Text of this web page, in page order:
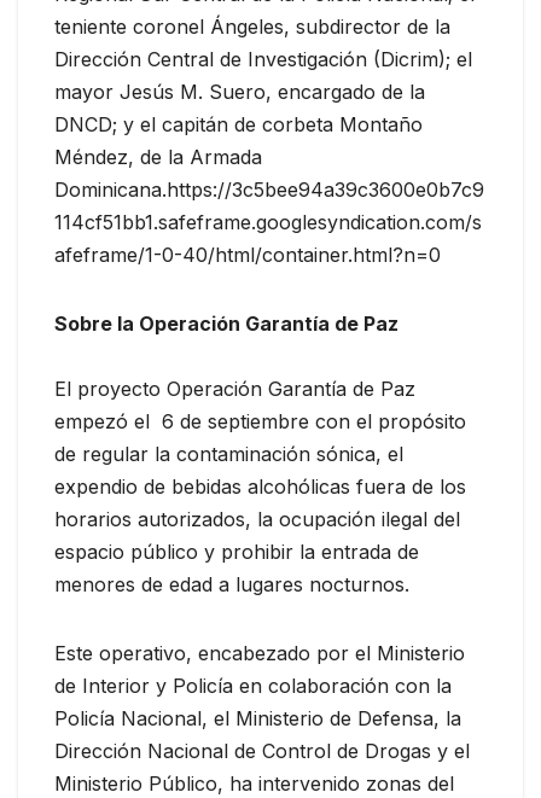
teniente coronel Ángeles, subdirector de la
Dirección Central de Investigación (Dicrim); el
mayor Jesús M. Suero, encargado de la
DNCD; y el capitán de corbeta Montaño
Méndez, de la Armada
Dominicana.https://3c5bee94a39c3600e0b7c9
114cf51bb1.safeframe.googlesyndication.com/s
afeframe/1-0-40/html/container.html?n=0
Sobre la Operación Garantía de Paz
El proyecto Operación Garantía de Paz
empezó el 6 de septiembre con el propósito
de regular la contaminación sónica, el
expendio de bebidas alcohólicas fuera de los
horarios autorizados, la ocupación ilegal del
espacio público y prohibir la entrada de
menores de edad a lugares nocturnos.
Este operativo, encabezado por el Ministerio
de Interior y Policía en colaboración con la
Policía Nacional, el Ministerio de Defensa, la
Dirección Nacional de Control de Drogas y el
Ministerio Público, ha intervenido zonas del